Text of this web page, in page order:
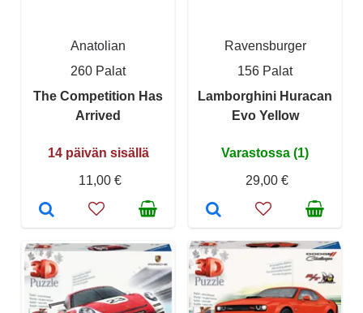
Anatolian
260 Palat
The Competition Has
Arrived
14 päivän sisällä
11,00 €
Ravensburger
156 Palat
Lamborghini Huracan
Evo Yellow
Varastossa (1)
29,00 €